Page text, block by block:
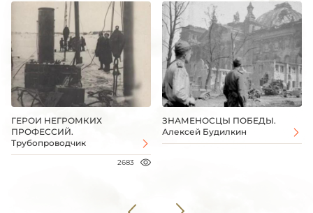
ГЕРОИ НЕГРОМКИХ
ПРОФЕССИЙ.
Трубопроводчик
2683
ЗНАМЕНОСЦЫ ПОБЕДЫ.
Алексей Будилкин